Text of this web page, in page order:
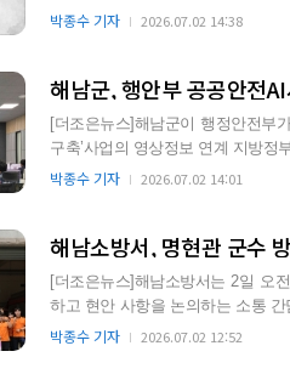
남｣을 개최한다. …
박종수 기자 2026.07.02 14:38
해남군, 행안부 공공안전
[더조은뉴스]해남군이 행정안전부
구축’사업의 영상정보 연계 지방정부로 선정됐다. 이번 사업은 지방정
용해 양질의 인공지능…
박종수 기자 2026.07.02 14:01
해남소방서, 명현관 군수
[더조은뉴스]해남소방서는 2일 오
하고 현안 사항을 논의하는 소통 간담회를 가졌다고 밝
남군과 해남소방서 간 유기적…
박종수 기자 2026.07.02 12:52